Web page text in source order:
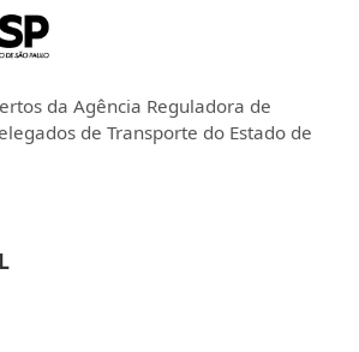
da Agência Reguladora de
de Transporte do Estado de